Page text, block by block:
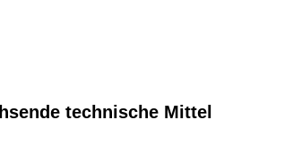
technische Mittel